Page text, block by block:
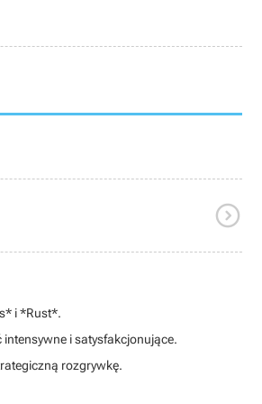

i *Rust*.
i satysfakcjonujące.
rozgrywkę.